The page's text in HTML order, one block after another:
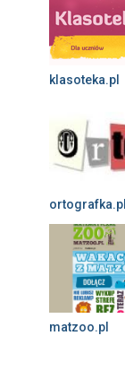
klasoteka.pl
ortografka.pl
matzoo.pl